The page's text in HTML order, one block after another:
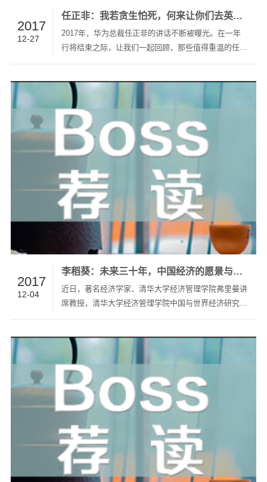
2017
12-27
任正非：我若贪生怕死，何来让你们去英勇奋斗
2017年，华为总裁任正非的讲话不断被曝光。在一年
行将结束之际，让我们一起回顾，那些值得重温的任总
太虚会被风吹走，要用“健康的方式”渡过这场灾难。我
们对市场需求的理…
2017
12-04
李稻葵：未来三十年，中国经济的愿景与挑战
近日，著名经济学家、清华大学经济管理学院弗里曼讲
席教授，清华大学经济管理学院中国与世界经济研究中
要用怎样的新思维来迎接这一崭新的时代。李稻葵教授
曾任中国人民银行…